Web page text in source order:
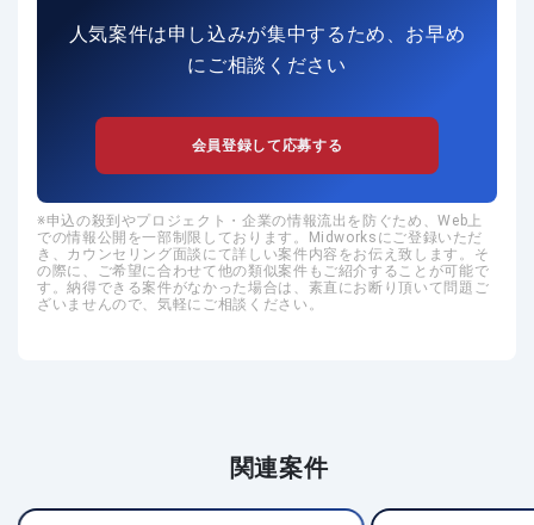
人気案件は申し込みが集中するため、お早め
にご相談ください
会員登録して応募する
申込の殺到やプロジェクト・企業の情報流出を防ぐため、Web上
での情報公開を一部制限しております。Midworksにご登録いただ
き、カウンセリング面談にて詳しい案件内容をお伝え致します。そ
の際に、ご希望に合わせて他の類似案件もご紹介することが可能で
す。納得できる案件がなかった場合は、素直にお断り頂いて問題ご
ざいませんので、気軽にご相談ください。
関連案件